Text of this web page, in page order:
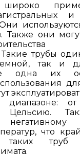
Также они
трубы
так и
одна их
диапазоне:
Цельсию.
что
таких